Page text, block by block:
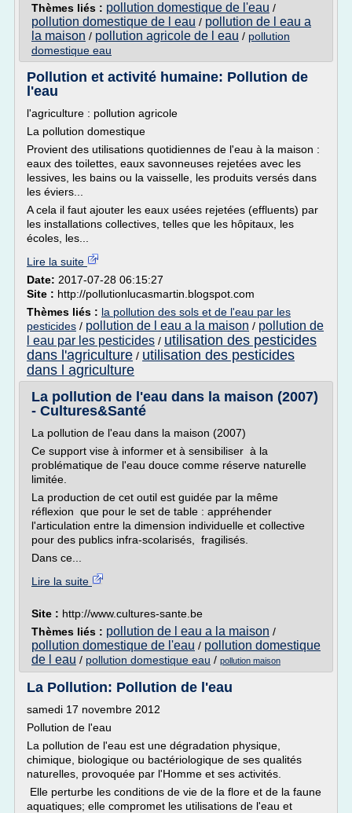
Thèmes liés : pollution domestique de l'eau /
pollution domestique de l eau / pollution de l eau a
la maison / pollution agricole de l eau / pollution
domestique eau
Pollution et activité humaine: Pollution de
l'eau
l'agriculture : pollution agricole
La pollution domestique
Provient des utilisations quotidiennes de l'eau à la maison :
eaux des toilettes, eaux savonneuses rejetées avec les
lessives, les bains ou la vaisselle, les produits versés dans
les éviers...
A cela il faut ajouter les eaux usées rejetées (effluents) par
les installations collectives, telles que les hôpitaux, les
écoles, les...
Lire la suite
Date: 2017-07-28 06:15:27
Site : http://pollutionlucasmartin.blogspot.com
Thèmes liés : la pollution des sols et de l'eau par les
pesticides / pollution de l eau a la maison / pollution de
l eau par les pesticides / utilisation des pesticides
dans l'agriculture / utilisation des pesticides
dans l agriculture
La pollution de l'eau dans la maison (2007)
- Cultures&Santé
La pollution de l'eau dans la maison (2007)
Ce support vise à informer et à sensibiliser à la
problématique de l'eau douce comme réserve naturelle
limitée.
La production de cet outil est guidée par la même
réflexion que pour le set de table : appréhender
l'articulation entre la dimension individuelle et collective
pour des publics infra-scolarisés, fragilisés.
Dans ce...
Lire la suite
Site : http://www.cultures-sante.be
Thèmes liés : pollution de l eau a la maison /
pollution domestique de l'eau / pollution domestique
de l eau / pollution domestique eau / pollution maison
La Pollution: Pollution de l'eau
samedi 17 novembre 2012
Pollution de l'eau
La pollution de l'eau est une dégradation physique,
chimique, biologique ou bactériologique de ses qualités
naturelles, provoquée par l'Homme et ses activités.
Elle perturbe les conditions de vie de la flore et de la faune
aquatiques; elle compromet les utilisations de l'eau et